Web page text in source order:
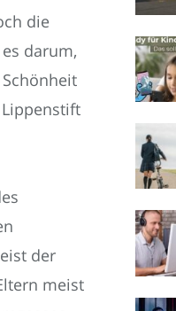
die
darum,
der
meist